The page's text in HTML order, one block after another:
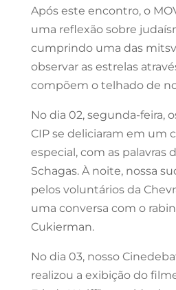
Após este encontro, o
uma reflexão sobre
cumprindo uma das
observar as estrelas
compõem o telhado de
No dia 02, segunda-feira,
CIP se deliciaram em um
especial, com as palavras
Schagas. À noite, nossa
pelos voluntários da
uma conversa com o
Cukierman.
No dia 03, nosso
realizou a exibição do